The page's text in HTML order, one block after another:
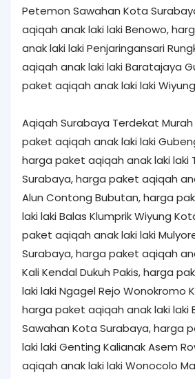
Petemon Sawahan Kota
aqiqah anak laki laki Benowo,
anak laki laki Penjaringansari
aqiqah anak laki laki Baratajaya
paket aqiqah anak laki laki
Aqiqah Surabaya Terdekat
paket aqiqah anak laki laki
harga paket aqiqah anak laki laki
Surabaya, harga paket aqiqah
Alun Contong Bubutan, harga
laki laki Balas Klumprik Wiyung
paket aqiqah anak laki laki
Surabaya, harga paket aqiqah
Kali Kendal Dukuh Pakis, harga
laki laki Ngagel Rejo Wonokromo
harga paket aqiqah anak laki laki
Sawahan Kota Surabaya, harga
laki laki Genting Kalianak Asem
aqiqah anak laki laki Wonocolo